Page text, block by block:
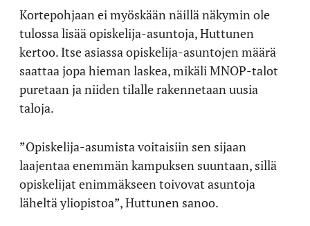
Kortepohjaan ei myöskään näillä näkymin ole
tulossa lisää opiskelija-asuntoja, Huttunen
kertoo. Itse asiassa opiskelija-asuntojen määrä
saattaa jopa hieman laskea, mikäli MNOP-talot
puretaan ja niiden tilalle rakennetaan uusia
taloja.
”Opiskelija-asumista voitaisiin sen sijaan
laajentaa enemmän kampuksen suuntaan, sillä
opiskelijat enimmäkseen toivovat asuntoja
läheltä yliopistoa”, Huttunen sanoo.